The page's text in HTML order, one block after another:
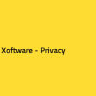
Xoftware- Privacy